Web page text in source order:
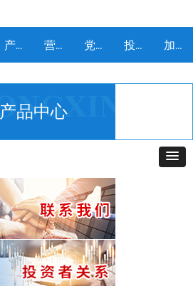
产品中心
产品中心
营销服务
营销服务
党建工作
党建工作
投资者
投资者
加入我们
加入我们
产品中心